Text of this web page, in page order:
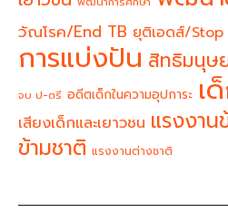
วัณโรค/End TB ยุติเอดส์/Stop
การแบ่งปัน สิทธิมนุษ
จบ ป-ตรี อดีตเด็กในความอุปการะ เ
เสียงเด็กและเยาวชน แรงงาน
ข้ามชาติ แรงงานต่างชาติ